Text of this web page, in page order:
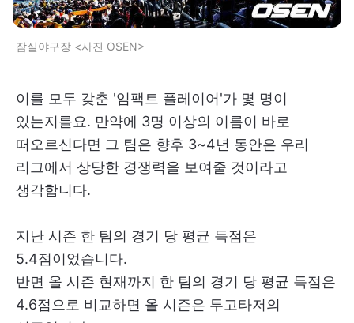
잠실야구장 <사진 OSEN>
이를 모두 갖춘 '임팩트 플레이어'가 몇 명이
있는지를요. 만약에 3명 이상의 이름이 바로
떠오르신다면 그 팀은 향후 3~4년 동안은 우리
리그에서 상당한 경쟁력을 보여줄 것이라고
생각합니다.
지난 시즌 한 팀의 경기 당 평균 득점은
5.4점이었습니다.
반면 올 시즌 현재까지 한 팀의 경기 당 평균 득점은
4.6점으로 비교하면 올 시즌은 투고타저의